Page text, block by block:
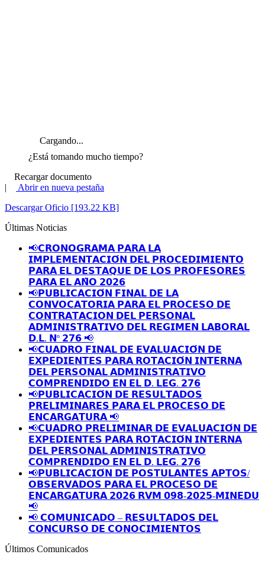
Cargando...
¿Está tomando mucho tiempo?
Recargar documento
|
Abrir en nueva pestaña
Descargar Oficio [193.22 KB]
Últimas Noticias
📢𝗖𝗥𝗢𝗡𝗢𝗚𝗥𝗔𝗠𝗔 𝗣𝗔𝗥𝗔 𝗟𝗔
𝗜𝗠𝗣𝗟𝗘𝗠𝗘𝗡𝗧𝗔𝗖𝗜𝗢́𝗡 𝗗𝗘𝗟 𝗣𝗥𝗢𝗖𝗘𝗗𝗜𝗠𝗜𝗘𝗡𝗧𝗢
𝗣𝗔𝗥𝗔 𝗘𝗟 𝗗𝗘𝗦𝗧𝗔𝗤𝗨𝗘 𝗗𝗘 𝗟𝗢𝗦 𝗣𝗥𝗢𝗙𝗘𝗦𝗢𝗥𝗘𝗦
𝗣𝗔𝗥𝗔 𝗘𝗟 𝗔𝗡̃𝗢 𝟮𝟬𝟮𝟲
📢𝗣𝗨𝗕𝗟𝗜𝗖𝗔𝗖𝗜𝗢́𝗡 𝗙𝗜𝗡𝗔𝗟 𝗗𝗘 𝗟𝗔
𝗖𝗢𝗡𝗩𝗢𝗖𝗔𝗧𝗢𝗥𝗜𝗔 𝗣𝗔𝗥𝗔 𝗘𝗟 𝗣𝗥𝗢𝗖𝗘𝗦𝗢 𝗗𝗘
𝗖𝗢𝗡𝗧𝗥𝗔𝗧𝗔𝗖𝗜𝗢𝗡 𝗗𝗘𝗟 𝗣𝗘𝗥𝗦𝗢𝗡𝗔𝗟
𝗔𝗗𝗠𝗜𝗡𝗜𝗦𝗧𝗥𝗔𝗧𝗜𝗩𝗢 𝗗𝗘𝗟 𝗥𝗘𝗚𝗜𝗠𝗘𝗡 𝗟𝗔𝗕𝗢𝗥𝗔𝗟
𝗗.𝗟. 𝗡º 𝟮𝟳𝟲 📢
📢𝗖𝗨𝗔𝗗𝗥𝗢 𝗙𝗜𝗡𝗔𝗟 𝗗𝗘 𝗘𝗩𝗔𝗟𝗨𝗔𝗖𝗜𝗢́𝗡 𝗗𝗘
𝗘𝗫𝗣𝗘𝗗𝗜𝗘𝗡𝗧𝗘𝗦 𝗣𝗔𝗥𝗔 𝗥𝗢𝗧𝗔𝗖𝗜𝗢́𝗡 𝗜𝗡𝗧𝗘𝗥𝗡𝗔
𝗗𝗘𝗟 𝗣𝗘𝗥𝗦𝗢𝗡𝗔𝗟 𝗔𝗗𝗠𝗜𝗡𝗜𝗦𝗧𝗥𝗔𝗧𝗜𝗩𝗢
𝗖𝗢𝗠𝗣𝗥𝗘𝗡𝗗𝗜𝗗𝗢 𝗘𝗡 𝗘𝗟 𝗗. 𝗟𝗘𝗚. 𝟮𝟳𝟲
📢𝗣𝗨𝗕𝗟𝗜𝗖𝗔𝗖𝗜𝗢́𝗡 𝗗𝗘 𝗥𝗘𝗦𝗨𝗟𝗧𝗔𝗗𝗢𝗦
𝗣𝗥𝗘𝗟𝗜𝗠𝗜𝗡𝗔𝗥𝗘𝗦 𝗣𝗔𝗥𝗔 𝗘𝗟 𝗣𝗥𝗢𝗖𝗘𝗦𝗢 𝗗𝗘
𝗘𝗡𝗖𝗔𝗥𝗚𝗔𝗧𝗨𝗥𝗔 📢
📢𝗖𝗨𝗔𝗗𝗥𝗢 𝗣𝗥𝗘𝗟𝗜𝗠𝗜𝗡𝗔𝗥 𝗗𝗘 𝗘𝗩𝗔𝗟𝗨𝗔𝗖𝗜𝗢́𝗡 𝗗𝗘
𝗘𝗫𝗣𝗘𝗗𝗜𝗘𝗡𝗧𝗘𝗦 𝗣𝗔𝗥𝗔 𝗥𝗢𝗧𝗔𝗖𝗜𝗢́𝗡 𝗜𝗡𝗧𝗘𝗥𝗡𝗔
𝗗𝗘𝗟 𝗣𝗘𝗥𝗦𝗢𝗡𝗔𝗟 𝗔𝗗𝗠𝗜𝗡𝗜𝗦𝗧𝗥𝗔𝗧𝗜𝗩𝗢
𝗖𝗢𝗠𝗣𝗥𝗘𝗡𝗗𝗜𝗗𝗢 𝗘𝗡 𝗘𝗟 𝗗. 𝗟𝗘𝗚. 𝟮𝟳𝟲
📢𝗣𝗨𝗕𝗟𝗜𝗖𝗔𝗖𝗜𝗢́𝗡 𝗗𝗘 𝗣𝗢𝗦𝗧𝗨𝗟𝗔𝗡𝗧𝗘𝗦 𝗔𝗣𝗧𝗢𝗦/
𝗢𝗕𝗦𝗘𝗥𝗩𝗔𝗗𝗢𝗦 𝗣𝗔𝗥𝗔 𝗘𝗟 𝗣𝗥𝗢𝗖𝗘𝗦𝗢 𝗗𝗘
𝗘𝗡𝗖𝗔𝗥𝗚𝗔𝗧𝗨𝗥𝗔 𝟮𝟬𝟮𝟲 𝗥𝗩𝗠 𝟬𝟵𝟴-𝟮𝟬𝟮𝟱-𝗠𝗜𝗡𝗘𝗗𝗨
📢
📢 𝗖𝗢𝗠𝗨𝗡𝗜𝗖𝗔𝗗𝗢 – 𝗥𝗘𝗦𝗨𝗟𝗧𝗔𝗗𝗢𝗦 𝗗𝗘𝗟
𝗖𝗢𝗡𝗖𝗨𝗥𝗦𝗢 𝗗𝗘 𝗖𝗢𝗡𝗢𝗖𝗜𝗠𝗜𝗘𝗡𝗧𝗢𝗦
Últimos Comunicados